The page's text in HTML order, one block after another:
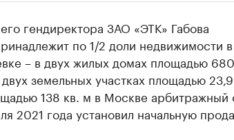
в нефтегазовой
гендиректора ЗАО «ЭТК» Габова
по 1/2 доли недвижимости в
– в двух жилых домах площадью
земельных участках площадью
138 кв. м в Москве арбитражный
2021 года установил начальную